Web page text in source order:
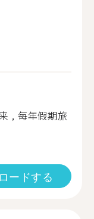
，每年假期旅
ードする